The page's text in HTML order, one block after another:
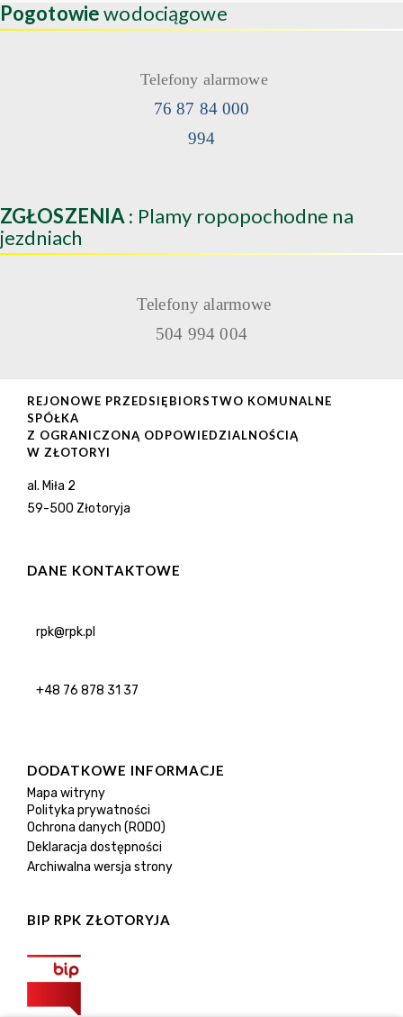
Pogotowiewodociągowe
Telefony alarmowe
76 87 84 000
994
ZGŁOSZENIA : Plamy ropopochodne na
jezdniach
Telefony alarmowe
504 994 004
REJONOWE PRZEDSIĘBIORSTWO KOMUNALNE
SPÓŁKA
Z OGRANICZONĄ ODPOWIEDZIALNOŚCIĄ
W ZŁOTORYI
al. Miła 2
59-500 Złotoryja
DANE KONTAKTOWE
rpk@rpk.pl
+48 76 878 31 37
DODATKOWE INFORMACJE
Mapa witryny
Polityka prywatności
Ochrona danych (RODO)
Deklaracja dostępności
Archiwalna wersja strony
BIP RPK ZŁOTORYJA